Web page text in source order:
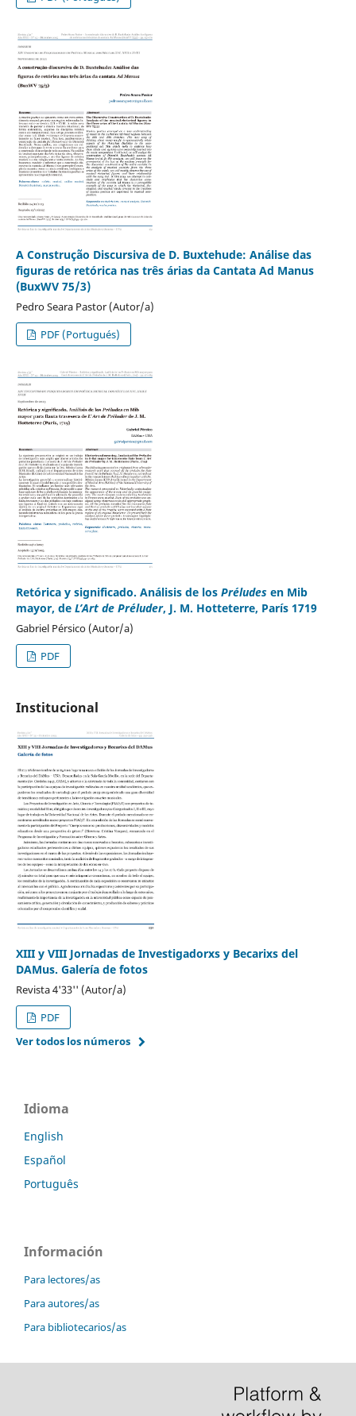
A Construção Discursiva de D. Buxtehude: Análise das
figuras de retórica nas três árias da Cantata Ad Manus
(BuxWV 75/3)
Pedro Seara Pastor (Autor/a)
PDF (Portugués)
Retórica y significado. Análisis de los Préludesen Mib
mayor, de L’Art de Préluder, J. M. Hotteterre, París 1719
Gabriel Pérsico (Autor/a)
PDF
Institucional
XIII y VIII Jornadas de Investigadorxs y Becarixs del
DAMus. Galería de fotos
Revista 4'33'' (Autor/a)
PDF
Ver todos los números
Idioma
English
Español
Português
Información
Para lectores/as
Para autores/as
Para bibliotecarios/as